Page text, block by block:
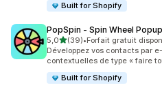
Built for Shopify
PopSpin ‑ Spin Wheel Popup
5,0étoile(s) sur 5
(39)
39 avis au total
•Forfait gratuit
Développez vos contacts par
contextuelles de type « faire
Built for Shopify